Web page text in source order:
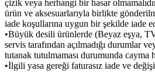
çizik veya herhangi bir hasar
ürün ve aksesuarlarıyla birlikte
iade koşullarına uygun bir şekilde iade
•Büyük desili ürünlerde (Beyaz eşya,
servis tarafından açılmadığı durumlar
tutanak tutulmaması durumunda cayma
•İlgili yasa gereği faturasız iade ve